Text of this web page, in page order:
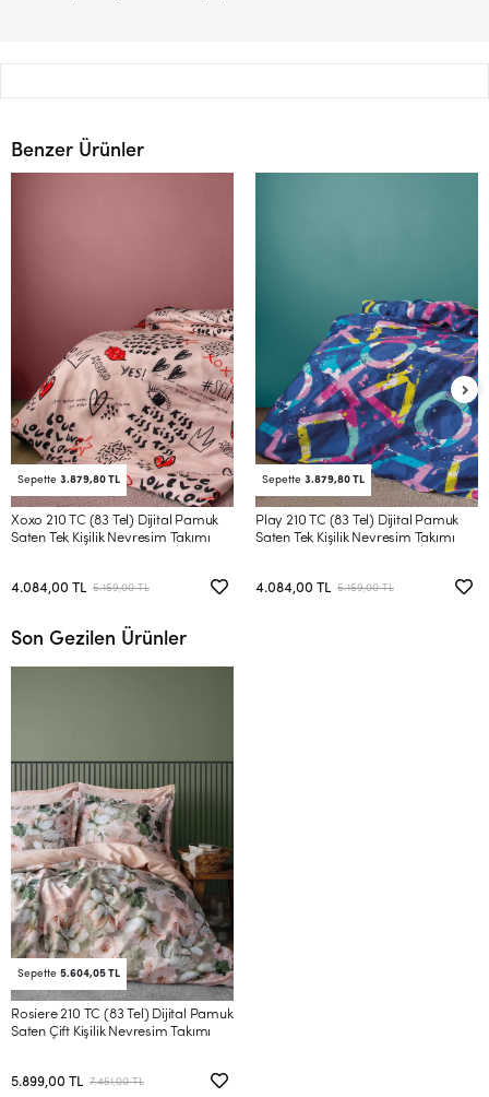
Benzer Ürünler
Sepette 3.879,80 TL
Xoxo 210 TC (83 Tel) Dijital Pamuk
Saten Tek Kişilik Nevresim Takımı
4.084,00 TL 5.159,00 TL
Sepette 3.879,80 TL
Play 210 TC (83 Tel) Dijital Pamuk
Saten Tek Kişilik Nevresim Takımı
4.084,00 TL 5.159,00 TL
Son Gezilen Ürünler
Sepette 5.604,05 TL
Rosiere 210 TC (83 Tel) Dijital Pamuk
Saten Çift Kişilik Nevresim Takımı
5.899,00 TL 7.451,00 TL